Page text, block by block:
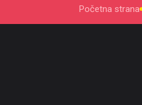
Početna strana